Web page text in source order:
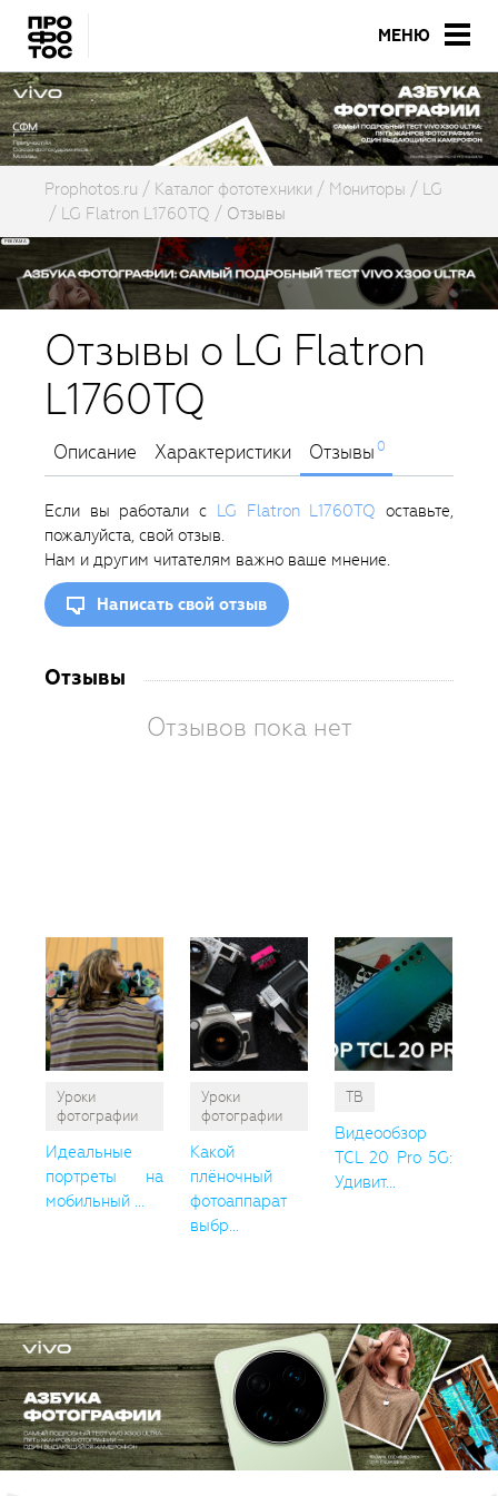
МЕНЮ
Prophotos.ru Каталог фототехники Мониторы
LG
LG Flatron L1760TQ
Отзывы
Отзывы о LG Flatron
L1760TQ
Описание Характеристики Отзывы0
Если вы работали с LG Flatron L1760TQ оставьте,
пожалуйста, свой отзыв.
Нам и другим читателям важно ваше мнение.
Написать свой отзыв
Отзывы
Отзывов пока нет
Уроки
фотографии
Идеальные
портреты на
мобильный ...
Уроки
фотографии
Какой
плёночный
фотоаппарат
выбр...
ТВ
Видеообзор
TCL 20 Pro 5G:
Удивит...